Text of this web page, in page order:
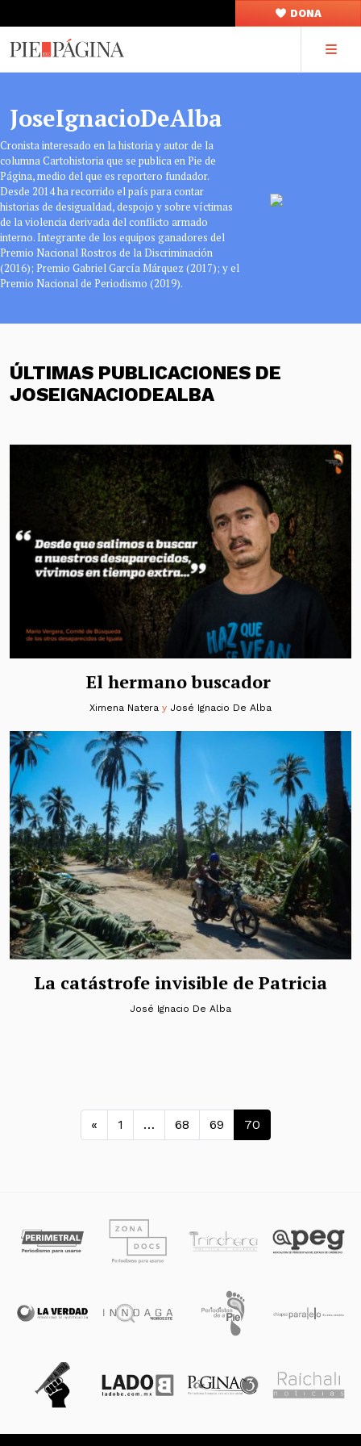
DONA
JoseIgnacioDeAlba
Cronista interesado en la historia y autor de la
columna Cartohistoria que se publica en Pie de
Página, medio del que es reportero fundador.
Desde 2014 ha recorrido el país para contar
historias de desigualdad, despojo y sobre víctimas
de la violencia derivada del conflicto armado
interno. Integrante de los equipos ganadores del
Premio Nacional Rostros de la Discriminación
(2016); Premio Gabriel García Márquez (2017); y el
Premio Nacional de Periodismo (2019).
ÚLTIMAS PUBLICACIONES DE
JOSEIGNACIODEALBA
El hermano buscador
Ximena Natera y José Ignacio De Alba
La catástrofe invisible de Patricia
José Ignacio De Alba
Navegación de entradas
« 1 … 68 69 70